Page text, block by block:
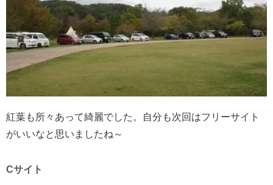
紅葉も所々あって綺麗でした。自分も次回はフリーサイト
がいいなと思いましたね～
Cサイト